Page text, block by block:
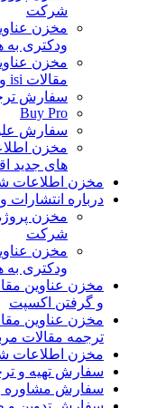
شرکت
مخزن
ودکتری به
مخزن
مقالات isi و گرفتن اکسپت
سفارش
Buy Pro
سفارش
مخزن
های جدید
مخزن اطلاعات
درباره
مخزن
شرکت
مخزن
ودکتری به
و گرفتن اکسپت
مخزن عناوین
ترجمه مقالات
مخزن اطلاعات
سفارش تهیه و
سفارش مشاوره